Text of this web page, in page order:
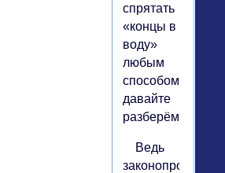
спрятать
«концы в
воду»
любым
способом,
давайте
разберёмся.
Ведь
законопроект